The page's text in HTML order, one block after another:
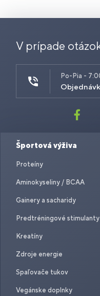
V prípade
Po-Pia -
Športová výživa
Proteíny
Aminokyseliny / BCAA
Gainery a sacharidy
Predtréningové stimulanty
Kreatíny
Zdroje energie
Spaľovače tukov
Vegánske doplnky